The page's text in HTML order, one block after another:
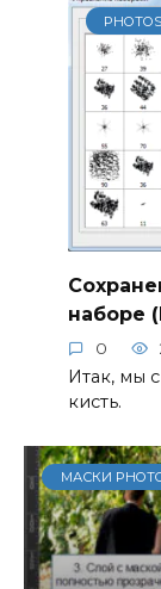
наборе
0
Итак, мы
кисть.
МАСКИ